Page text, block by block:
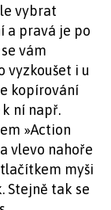
vybrat
a pravá je po
vám
vyzkoušet i u
kopírování
ní např.
»Action
vlevo nahoře
myši
Stejně tak se